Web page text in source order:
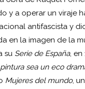
y a operar un viraje
antifascista y
en la imagen de la
su Serie de España, en
sea un eco
Mujeres del mundo,